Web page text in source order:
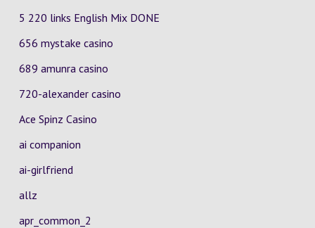
5 220 links English Mix DONE
656 mystake casino
689 amunra casino
720-alexander casino
Ace Spinz Casino
ai companion
ai-girlfriend
allz
apr_common_2